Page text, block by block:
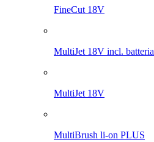
FineCut 18V
MultiJet 18V incl. batteria
MultiJet 18V
MultiBrush li-on PLUS